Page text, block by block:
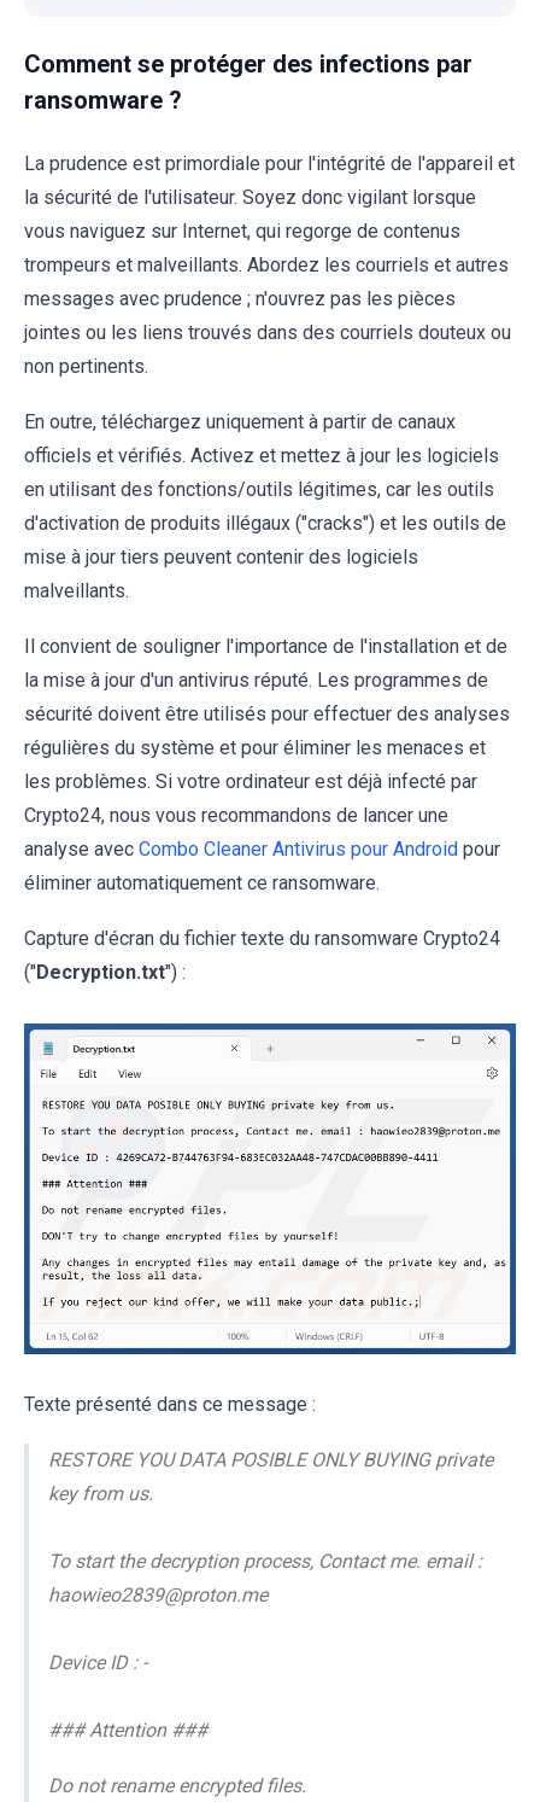
Comment se protéger des infections par
ransomware ?
La prudence est primordiale pour l'intégrité de l'appareil et
la sécurité de l'utilisateur. Soyez donc vigilant lorsque
vous naviguez sur Internet, qui regorge de contenus
trompeurs et malveillants. Abordez les courriels et autres
messages avec prudence ; n'ouvrez pas les pièces
jointes ou les liens trouvés dans des courriels douteux ou
non pertinents.
En outre, téléchargez uniquement à partir de canaux
officiels et vérifiés. Activez et mettez à jour les logiciels
en utilisant des fonctions/outils légitimes, car les outils
d'activation de produits illégaux ("cracks") et les outils de
mise à jour tiers peuvent contenir des logiciels
malveillants.
Il convient de souligner l'importance de l'installation et de
la mise à jour d'un antivirus réputé. Les programmes de
sécurité doivent être utilisés pour effectuer des analyses
régulières du système et pour éliminer les menaces et
les problèmes. Si votre ordinateur est déjà infecté par
Crypto24, nous vous recommandons de lancer une
analyse avec Combo Cleaner Antivirus pour Android pour
éliminer automatiquement ce ransomware.
Capture d'écran du fichier texte du ransomware Crypto24
("Decryption.txt") :
Texte présenté dans ce message :
RESTORE YOU DATA POSIBLE ONLY BUYING private
key from us.
To start the decryption process, Contact me. email :
haowieo2839@proton.me
Device ID : -
### Attention ###
Do not rename encrypted files.